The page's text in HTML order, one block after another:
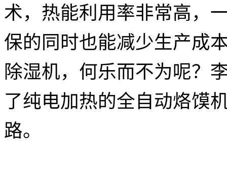
术，热能利用率非常高，
保的同时也能减少生产成
除湿机，何乐而不为呢？
了纯电加热的全自动烙馍
路。